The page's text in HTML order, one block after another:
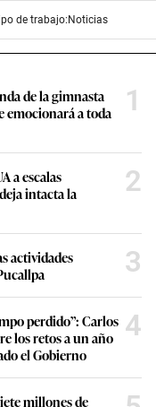
de trabajo: Noticias
de la gimnasta
emocionará a toda
1
a escalas
intacta la
2
actividades
3
perdido”: Carlos
los retos a un año
el Gobierno
4
millones de